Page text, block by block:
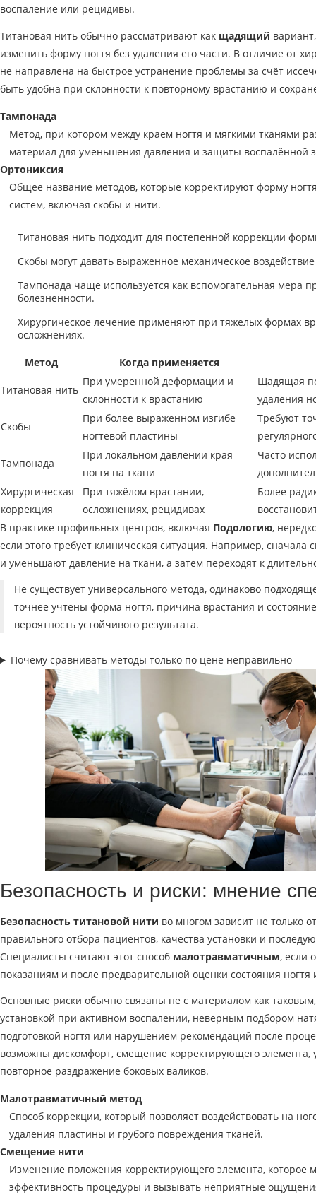
воспаление или рецидивы.
Титановая нить обычно рассматривают как щадящий
изменить форму ногтя без удаления его части. В отличие от
не направлена на быстрое устранение проблемы за счёт
быть удобна при склонности к повторному врастанию и
Тампонада
Метод, при котором между краем ногтя и мягкими тканями
материал для уменьшения давления и защиты воспалённой
Ортониксия
Общее название методов, которые корректируют форму
систем, включая скобы и нити.
Титановая нить подходит для постепенной коррекции
Скобы могут давать выраженное механическое
Тампонада чаще используется как вспомогательная мера
болезненности.
Хирургическое лечение применяют при тяжёлых формах
осложнениях.
Метод Когда применяется
Титановая нить
При умеренной деформации и
склонности к врастанию
Щадящая
удаления
Скобы
При более выраженном изгибе
ногтевой пластины
Требуют
Тампонада
При локальном давлении края
ногтя на ткани
Часто
Хирургическая
коррекция
При тяжёлом врастании,
осложнениях, рецидивах
Более
В практике профильных центров, включая Подологию,
если этого требует клиническая ситуация. Например, сначала
и уменьшают давление на ткани, а затем переходят к
Не существует универсального метода, одинаково
точнее учтены форма ногтя, причина врастания и
вероятность устойчивого результата.
Почему сравнивать методы только по цене неправильно
Безопасность и риски: мнение
Безопасность титановой нити во многом зависит не только
правильного отбора пациентов, качества установки и
Специалисты считают этот способ малотравматичным, если
показаниям и после предварительной оценки состояния
Основные риски обычно связаны не с материалом как
установкой при активном воспалении, неверным подбором
подготовкой ногтя или нарушением рекомендаций после
возможны дискомфорт, смещение корректирующего элемента,
повторное раздражение боковых валиков.
Малотравматичный метод
Способ коррекции, который позволяет воздействовать на
удаления пластины и грубого повреждения тканей.
Смещение нити
Изменение положения корректирующего элемента, которое
эффективность процедуры и вызывать неприятные